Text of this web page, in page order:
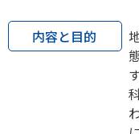
内容と目的